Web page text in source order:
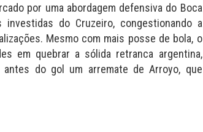
por uma abordagem defensiva do Boca
do Cruzeiro, congestionando a
Mesmo com mais posse de bola, o
em quebrar a sólida retranca argentina,
do gol um arremate de Arroyo, que